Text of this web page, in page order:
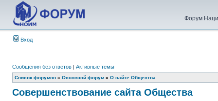
Форум
Вход
Сообщения без ответов | Активные темы
Список форумов » Основной форум » О сайте Общества
Совершенствование сайта Общества